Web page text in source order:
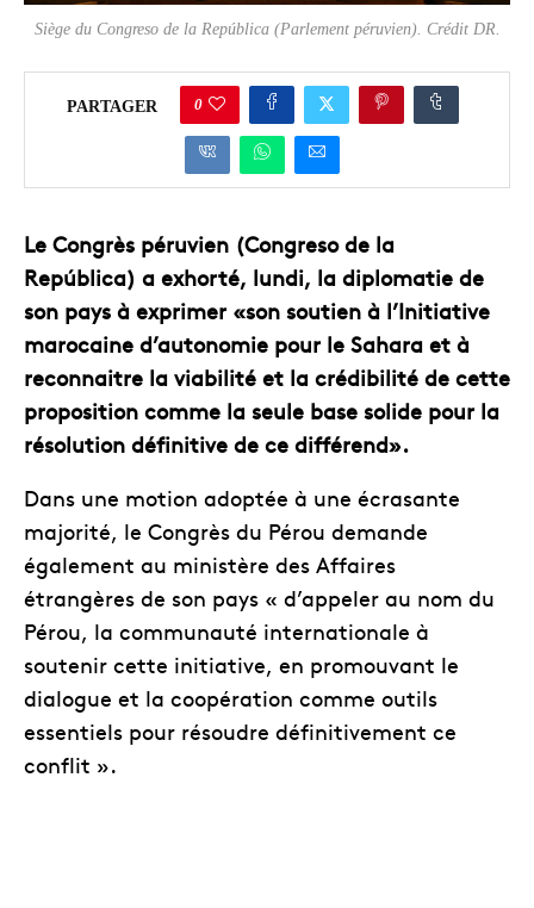
Siège du Congreso de la República (Parlement péruvien). Crédit DR.
PARTAGER 0
Le Congrès péruvien (Congreso de la
República) a exhorté, lundi, la diplomatie de
son pays à exprimer «son soutien à l’Initiative
marocaine d’autonomie pour le Sahara et à
reconnaitre la viabilité et la crédibilité de cette
proposition comme la seule base solide pour la
résolution définitive de ce différend».
Dans une motion adoptée à une écrasante
majorité, le Congrès du Pérou demande
également au ministère des Affaires
étrangères de son pays « d’appeler au nom du
Pérou, la communauté internationale à
soutenir cette initiative, en promouvant le
dialogue et la coopération comme outils
essentiels pour résoudre définitivement ce
conflit ».